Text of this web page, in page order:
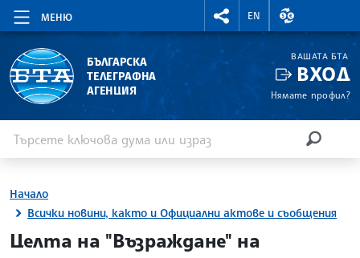
МЕНЮ
RIGHTMENU.SOCIAL
EN
ВАЛУТНИ
БЪЛГАРСКА
ТЕЛЕГРАФНА
АГЕНЦИЯ
ВАШАТА БТА
ВХОД
Нямате профил?
Начало
Всички новини, както и Официални актове и съобщения
site.bta
Целта на "Възраждане" на